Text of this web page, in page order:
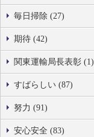
毎日掃除 (27)
期待 (42)
関東運輸局長表彰 (1)
すばらしい (87)
努力 (91)
安心安全 (83)